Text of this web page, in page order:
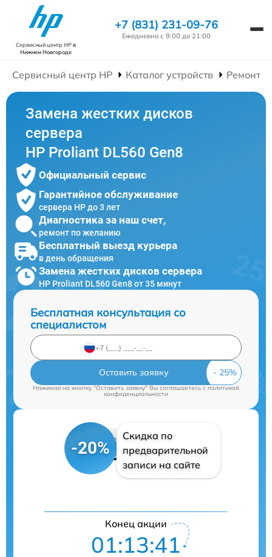
Сервисный центр HPв
Нижнем Новгороде
+7 (831) 231-09-76
Ежедневно с 9:00 до 21:00
Сервисный центр HP Каталог устройств Ремонт
Замена жестких дисков
сервера
HP Proliant DL560 Gen8
Официальный сервис
Гарантийное обслуживание
сервера HP до 3 лет
Диагностика за наш счет,
ремонт по желанию
Бесплатный выезд курьера
в день обращения
Замена жестких дисков сервера
HP Proliant DL560 Gen8 от 35 минут
Бесплатная консультация со
специалистом
Оставить заявку
Нажимая на кнопку "Оставить заявку" Вы соглашаетесь cполитикой
конфиденциальности
-20%
Скидка по
предварительной
записи на сайте
Конец акции
01:13:41